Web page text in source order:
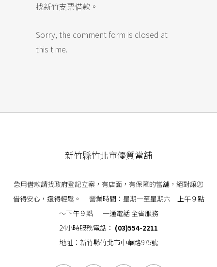
找新竹支票借款。
Sorry, the comment form is closed at
this time.
新竹縣竹北市優質當舖
急用借款請找政府登記立案，有店面，有保障的當舖，絕對讓您
借得安心，還得輕鬆。 營業時間：星期一至星期六 上午９點
～下午９點 一通電話 全省服務
24小時服務電話： (03)554-2211
地址：新竹縣竹北市中華路975號